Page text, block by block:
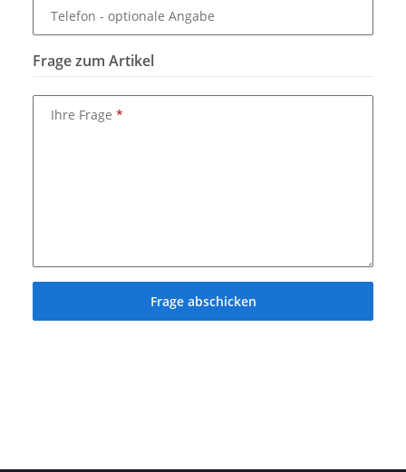
Telefon - optionale Angabe
Frage zum Artikel
Ihre Frage
Frage abschicken